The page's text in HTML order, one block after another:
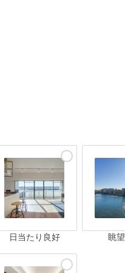
日当たり良好 眺